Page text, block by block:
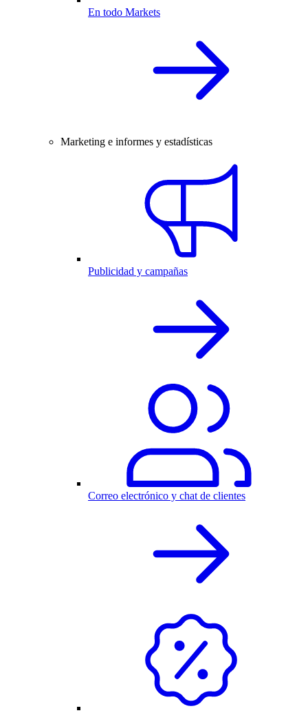
En todo Markets
Marketing e informes y estadísticas
Publicidad y campañas
Correo electrónico y chat de clientes